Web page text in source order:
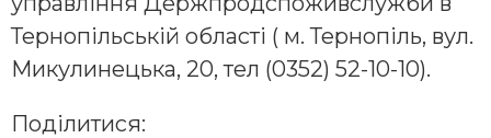
Тернопільській області ( м. Тернопіль, вул.
Микулинецька, 20, тел (0352) 52-10-10).
Поділитися: